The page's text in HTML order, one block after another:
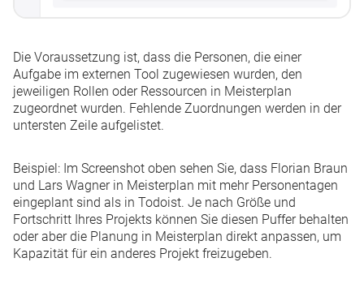
Die Voraussetzung ist, dass die Personen, die einer
Aufgabe im externen Tool zugewiesen wurden, den
jeweiligen Rollen oder Ressourcen in Meisterplan
zugeordnet wurden. Fehlende Zuordnungen werden in der
untersten Zeile aufgelistet.
Beispiel: Im Screenshot oben sehen Sie, dass Florian Braun
und Lars Wagner in Meisterplan mit mehr Personentagen
eingeplant sind als in Todoist. Je nach Größe und
Fortschritt Ihres Projekts können Sie diesen Puffer behalten
oder aber die Planung in Meisterplan direkt anpassen, um
Kapazität für ein anderes Projekt freizugeben.